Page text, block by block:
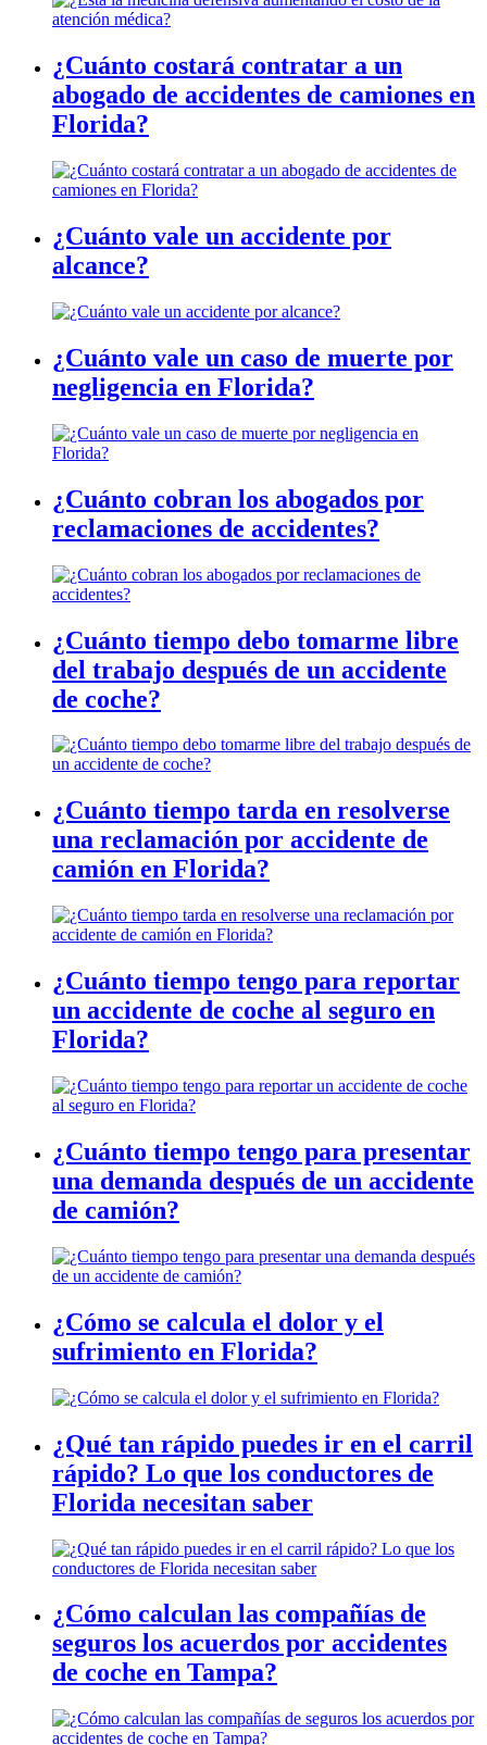
¿Cuánto costará contratar a un
abogado de accidentes de camiones en
Florida?
¿Cuánto vale un accidente por
alcance?
¿Cuánto vale un caso de muerte por
negligencia en Florida?
¿Cuánto cobran los abogados por
reclamaciones de accidentes?
¿Cuánto tiempo debo tomarme libre
del trabajo después de un accidente
de coche?
¿Cuánto tiempo tarda en resolverse
una reclamación por accidente de
camión en Florida?
¿Cuánto tiempo tengo para reportar
un accidente de coche al seguro en
Florida?
¿Cuánto tiempo tengo para presentar
una demanda después de un accidente
de camión?
¿Cómo se calcula el dolor y el
sufrimiento en Florida?
¿Qué tan rápido puedes ir en el carril
rápido? Lo que los conductores de
Florida necesitan saber
¿Cómo calculan las compañías de
seguros los acuerdos por accidentes
de coche en Tampa?